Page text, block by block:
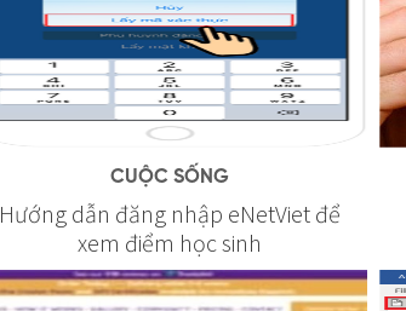
CUỘC SỐNG
Hướng dẫn đăng nhập eNetViet để
xem điểm học sinh